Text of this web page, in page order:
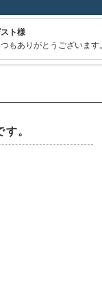
ト様
もありがとうございます。
。